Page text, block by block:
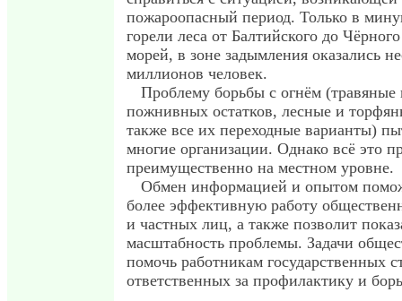
пожароопасный период. Только в
горели леса от Балтийского до
морей, в зоне задымления оказались
миллионов человек.
Проблему борьбы с огнём
пожнивных остатков, лесные и
также все их переходные варианты)
многие организации. Однако всё это
преимущественно на местном уровне.
Обмен информацией и опытом
более эффективную работу
и частных лиц, а также позволит
масштабность проблемы. Задачи
помочь работникам государственных
ответственных за профилактику и